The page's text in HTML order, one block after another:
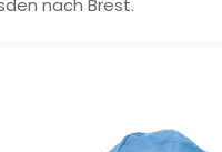
nach Brest.